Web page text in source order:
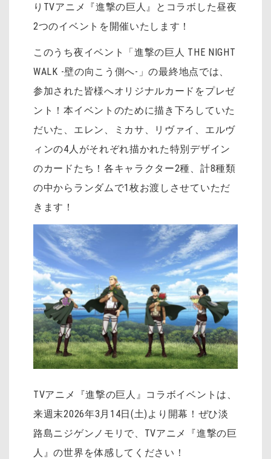
りTVアニメ『進撃の巨人』とコラボした昼夜
2つのイベントを開催いたします！
このうち夜イベント「進撃の巨人 THE NIGHT
WALK -壁の向こう側へ-」の最終地点では、
参加された皆様へオリジナルカードをプレゼ
ント！本イベントのために描き下ろしていた
だいた、エレン、ミカサ、リヴァイ、エルヴ
ィンの4人がそれぞれ描かれた特別デザイン
のカードたち！各キャラクター2種、計8種類
の中からランダムで1枚お渡しさせていただ
きます！
TVアニメ『進撃の巨人』コラボイベントは、
来週末2026年3月14日(土)より開幕！ぜひ淡
路島ニジゲンノモリで、TVアニメ『進撃の巨
人』の世界を体感してください！